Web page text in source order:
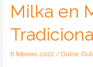
Milka en
8 febrero 2022/ Dulce,